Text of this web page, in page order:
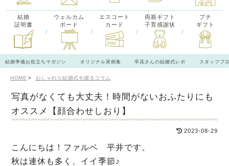
結婚
証明書
/
ウェルカム
ボード
/
エスコート
カード
/
両親ギフト
子育感謝状
/
プチ
ギフト
結婚準備お役立ちマガジン オリジナル実例集 卒花さんの結婚式レポ スタッフブ
HOME おしゃれな結婚式を綴るコラム
写真がなくても大丈夫！時間がないおふたりにも
オススメ【顔合わせしおり】
2023-08-29
こんにちは！ファルベ 平井です。
秋は連休も多く、イイ季節♪